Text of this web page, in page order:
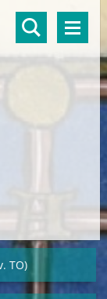
TO)